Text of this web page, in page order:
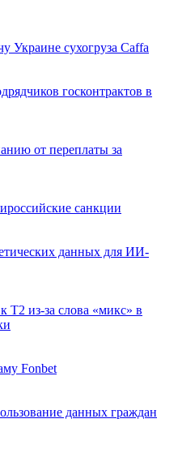
Украине сухогруза Caffa
госконтрактов в
от переплаты за
санкции
данных для ИИ-
Т2 из-за слова «микс» в
Fonbet
данных граждан